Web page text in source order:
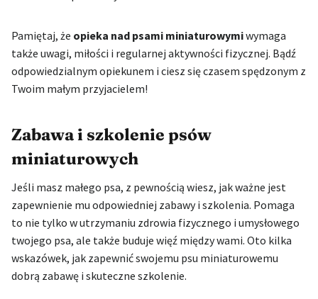
Pamiętaj, że opieka nad psami miniaturowymiwymaga
także uwagi, miłości i regularnej aktywności fizycznej. Bądź
odpowiedzialnym opiekunem i ciesz się czasem spędzonym z
Twoim małym przyjacielem!
Zabawa i szkolenie psów
miniaturowych
Jeśli masz małego psa, z pewnością wiesz, jak ważne jest
zapewnienie mu odpowiedniej zabawy i szkolenia. Pomaga
to nie tylko w utrzymaniu zdrowia fizycznego i umysłowego
twojego psa, ale także buduje więź między wami. Oto kilka
wskazówek, jak zapewnić swojemu psu miniaturowemu
dobrą zabawę i skuteczne szkolenie.